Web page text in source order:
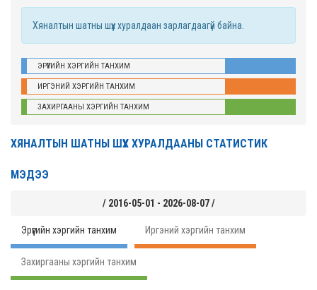
Хяналтын шатны шүүх хуралдаан зарлагдаагүй байна.
ЭРҮҮГИЙН ХЭРГИЙН ТАНХИМ
ИРГЭНИЙ ХЭРГИЙН ТАНХИМ
ЗАХИРГААНЫ ХЭРГИЙН ТАНХИМ
ХЯНАЛТЫН ШАТНЫ ШҮҮХ ХУРАЛДААНЫ СТАТИСТИК
МЭДЭЭ
/ 2016-05-01 - 2026-08-07 /
Эрүүгийн хэргийн танхим Иргэний хэргийн танхим
Захиргааны хэргийн танхим